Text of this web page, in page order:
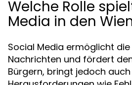
Welche Rolle
Media in den
Social Media ermöglicht
Nachrichten und fördert
Bürgern, bringt jedoch auch